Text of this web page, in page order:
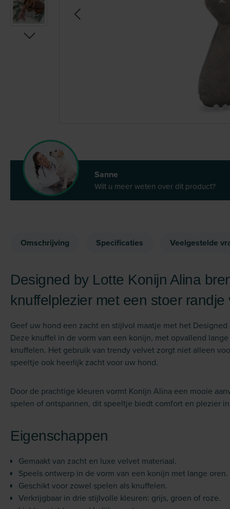
Sanne
Wilt u meer weten over dit product?
Omschrijving Specificaties Veelgestelde
Designed by Lotte Konijn Alina
knuffelplezier met een stoer randje
Geef uw hond een zacht en stijlvol maatje met het
Deze knuffel in de vorm van een konijn, met opvallend
knuffelen. Het gebruik van trendy velvet zorgt niet alleen
speeltje ook heerlijk zacht voor uw hond.
Door de prachtige kleuren vormt Konijn Alina een mooie
spelen of ontspannen, dit speeltje biedt comfort en plezier
Eigenschappen
Gemaakt van zacht en luxe velvet materiaal.
Speels ontwerp in de vorm van een konijn met lange oren.
Geschikt voor zowel spelen als knuffelen.
Verkrijgbaar in drie stijlvolle kleuren: grijs, groen of roze.